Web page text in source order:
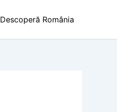
Descoperă România